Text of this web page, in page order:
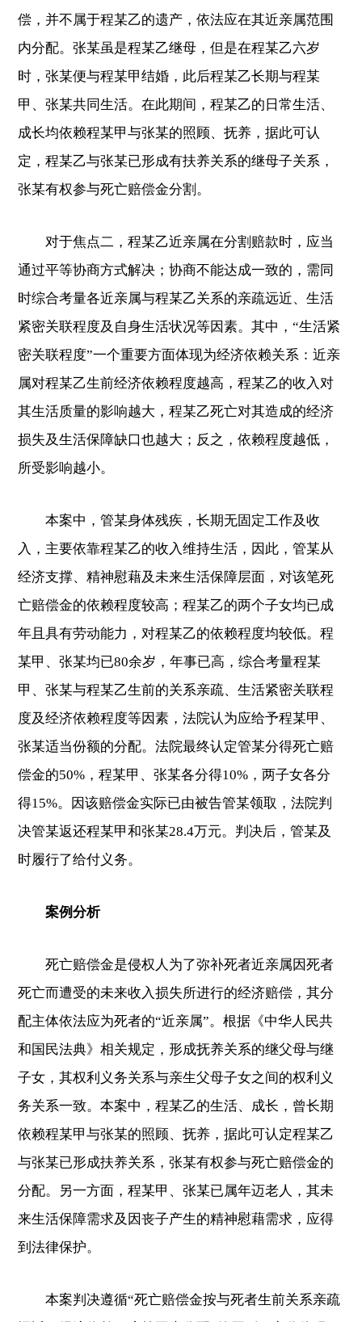
偿，并不属于程某乙的遗产，依法应在其近亲属范围
内分配。张某虽是程某乙继母，但是在程某乙六岁
时，张某便与程某甲结婚，此后程某乙长期与程某
甲、张某共同生活。在此期间，程某乙的日常生活、
成长均依赖程某甲与张某的照顾、抚养，据此可认
定，程某乙与张某已形成有扶养关系的继母子关系，
张某有权参与死亡赔偿金分割。
对于焦点二，程某乙近亲属在分割赔款时，应当
通过平等协商方式解决；协商不能达成一致的，需同
时综合考量各近亲属与程某乙关系的亲疏远近、生活
紧密关联程度及自身生活状况等因素。其中，“生活紧
密关联程度”一个重要方面体现为经济依赖关系：近亲
属对程某乙生前经济依赖程度越高，程某乙的收入对
其生活质量的影响越大，程某乙死亡对其造成的经济
损失及生活保障缺口也越大；反之，依赖程度越低，
所受影响越小。
本案中，管某身体残疾，长期无固定工作及收
入，主要依靠程某乙的收入维持生活，因此，管某从
经济支撑、精神慰藉及未来生活保障层面，对该笔死
亡赔偿金的依赖程度较高；程某乙的两个子女均已成
年且具有劳动能力，对程某乙的依赖程度均较低。程
某甲、张某均已80余岁，年事已高，综合考量程某
甲、张某与程某乙生前的关系亲疏、生活紧密关联程
度及经济依赖程度等因素，法院认为应给予程某甲、
张某适当份额的分配。法院最终认定管某分得死亡赔
偿金的50%，程某甲、张某各分得10%，两子女各分
得15%。因该赔偿金实际已由被告管某领取，法院判
决管某返还程某甲和张某28.4万元。判决后，管某及
时履行了给付义务。
案例分析
死亡赔偿金是侵权人为了弥补死者近亲属因死者
死亡而遭受的未来收入损失所进行的经济赔偿，其分
配主体依法应为死者的“近亲属”。根据《中华人民共
和国民法典》相关规定，形成抚养关系的继父母与继
子女，其权利义务关系与亲生父母子女之间的权利义
务关系一致。本案中，程某乙的生活、成长，曾长期
依赖程某甲与张某的照顾、抚养，据此可认定程某乙
与张某已形成扶养关系，张某有权参与死亡赔偿金的
分配。另一方面，程某甲、张某已属年迈老人，其未
来生活保障需求及因丧子产生的精神慰藉需求，应得
到法律保护。
本案判决遵循“死亡赔偿金按与死者生前关系亲疏